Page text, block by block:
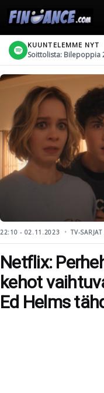
KUUNTELEMME NYT
Soittolista: Bilepoppia
22:10 - 02.11.2023 TV-
Netflix:
kehot
Ed Helms